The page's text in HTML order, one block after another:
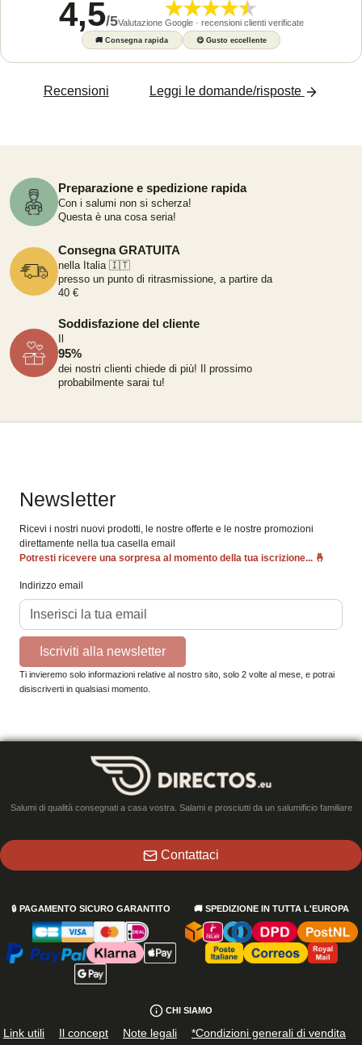
4,5/5Valutazione Google · recensioni clienti verificate
🚚Consegna rapida 😋 Gusto eccellente
Recensioni Leggi le domande/risposte
Preparazione e spedizione rapida
Con i salumi non si scherza!
Questa è una cosa seria!
Consegna GRATUITA
nella Italia 🇮🇹
presso un punto di ritrasmissione, a partire da
40 €
Soddisfazione del cliente
95%
dei nostri clienti chiede di più! Il prossimo
probabilmente sarai tu!
Newsletter
Ricevi i nostri nuovi prodotti, le nostre offerte e le nostre promozioni
direttamente nella tua casella email
Potresti ricevere una sorpresa al momento della tua iscrizione... 🤞
Indirizzo email
Iscriviti alla newsletter
Ti invieremo solo informazioni relative al nostro sito, solo 2 volte al mese, e potrai
disiscriverti in qualsiasi momento.
Salumi di qualità consegnati a casa vostra. Salami e prosciutti da un salumificio familiare
Contattaci
🔒 PAGAMENTO SICURO GARANTITO 🚚 SPEDIZIONE IN TUTTA L'EUROPA
CHI SIAMO
Link utili Il concept Note legali *Condizioni generali di vendita